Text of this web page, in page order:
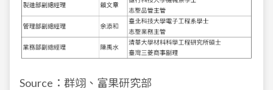
Source：群翊、富果研究部